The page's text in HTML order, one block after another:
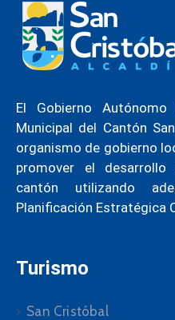
El Gobierno Autónomo
Municipal del Cantón
organismo de gobierno
promover el desarrollo
cantón utilizando
Planificación Estratégica
Turismo
San Cristóbal